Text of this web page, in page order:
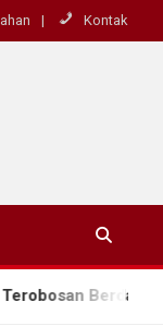
Kontak
Berdampak